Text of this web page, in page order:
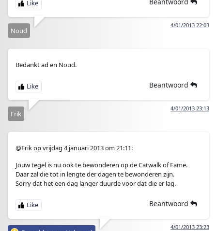
4/01/2013 22:03
Noud
Bedankt ad en Noud.
Beantwoord
4/01/2013 23:13
Erik
@Erik op vrijdag 4 januari 2013 om 21:11:
Jouw tegel is nu ook te bewonderen op de Catwalk of Fame.
Daar zal die tot in lengte der dagen te bewonderen zijn.
Sorry dat het een dag langer duurde voor dat die er lag.
Beantwoord
4/01/2013 23:23